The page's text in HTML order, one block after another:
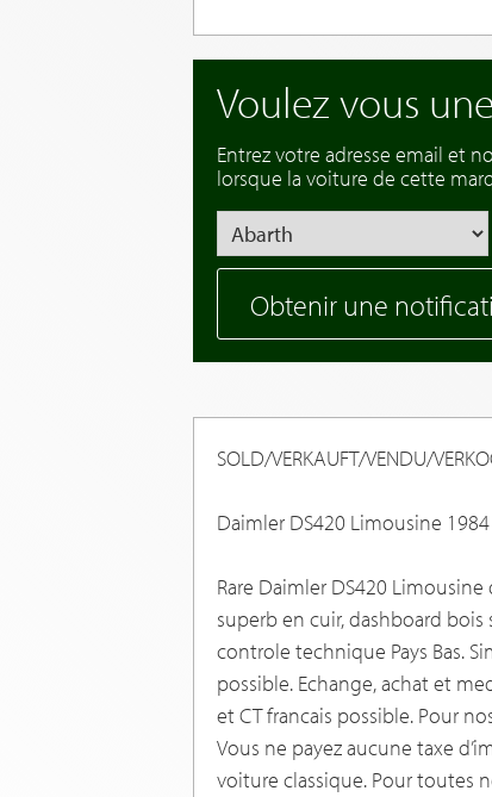
Voulez vous une
Entrez votre adresse email et
lorsque la voiture de cette
Obtenir une
SOLD/VERKAUFT/VENDU/
Daimler DS420 Limousine
Rare Daimler DS420
superb en cuir, dashboard bois
controle technique Pays Bas.
possible. Echange, achat et
et CT francais possible. Pour
Vous ne payez aucune taxe
voiture classique. Pour toutes